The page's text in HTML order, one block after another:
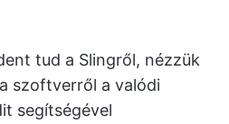
tud a Slingről, nézzük
szoftverről a valódi
segítségével